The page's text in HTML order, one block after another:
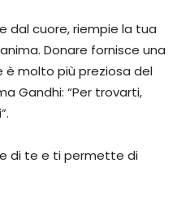
dal cuore, riempie la tua
Donare fornisce una
è molto più preziosa del
Gandhi: “Per trovarti,
di te e ti permette di